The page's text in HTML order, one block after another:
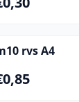
rvs A4
rvs A4
0,85